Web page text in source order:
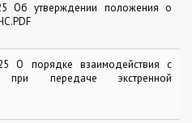
Об утверждении положения о
О порядке взаимодействия с
при передаче экстренной